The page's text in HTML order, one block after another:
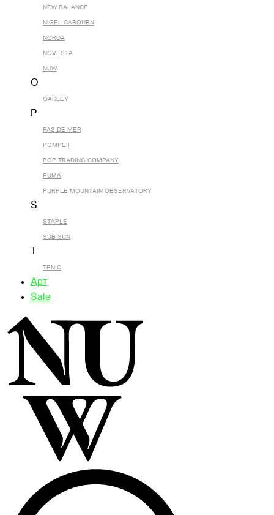
NEW BALANCE
NIGEL CABOURN
NORDA
NOVESTA
NUW
O
OAKLEY
P
PAS DE MER
POMPEII
POP TRADING COMPANY
PUMA
PURPLE MOUNTAIN OBSERVATORY
S
STAPLE
SUB SUN
TEN C
Арт
Sale